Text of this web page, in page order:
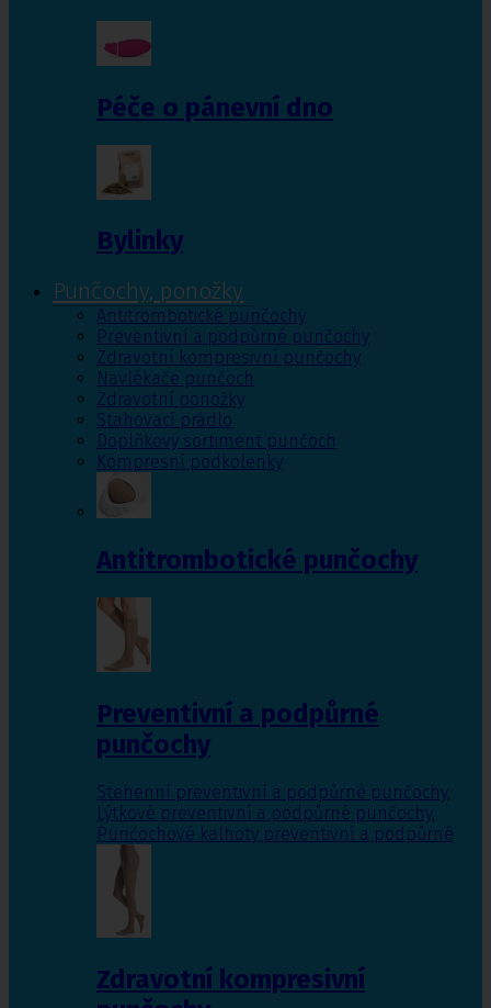
Péče o pánevní dno
Bylinky
Punčochy, ponožky
Antitrombotické punčochy
Preventivní a podpůrné punčochy
Zdravotní kompresivní punčochy
Navlékače punčoch
Zdravotní ponožky
Stahovací prádlo
Doplňkový sortiment punčoch
Kompresní podkolenky
Antitrombotické punčochy
Preventivní a podpůrné
punčochy
Stehenní preventivní a podpůrné punčochy,
Lýtkové preventivní a podpůrné punčochy,
Punčochové kalhoty preventivní a podpůrné
Zdravotní kompresivní